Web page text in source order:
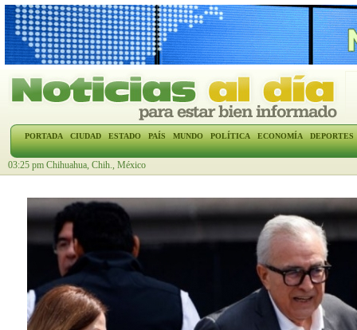
PORTADA CIUDAD ESTADO PAÍS MUNDO POLÍTICA ECONOMÍA DEPORTES
03:25 pm Chihuahua, Chih., México